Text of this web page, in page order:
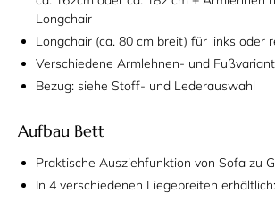
Longchair
Longchair (ca. 80 cm breit) für links oder
Verschiedene Armlehnen- und
Bezug: siehe Stoff- und Lederauswahl
Aufbau Bett
Praktische Ausziehfunktion von Sofa zu
In 4 verschiedenen Liegebreiten erhältlich: